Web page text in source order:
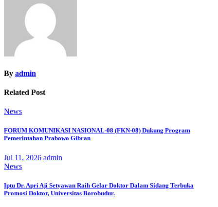
By admin
Related Post
News
FORUM KOMUNIKASI NASIONAL-08 (FKN-08) Dukung Program
Pemerintahan Prabowo Gibran
Jul 11, 2026 admin
News
Iptu Dr. Apri Aji Setyawan Raih Gelar Doktor Dalam Sidang Terbuka
Promosi Doktor, Universitas Borobudur.